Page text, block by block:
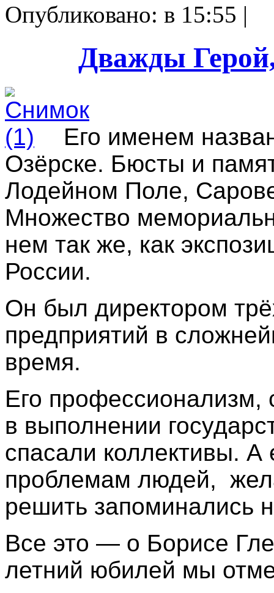
Опубликовано: в 15:55 |
Дважды
Его именем
Озёрске. Бюсты и
Лодейном Поле,
Множество
нем так же, как
России.
Он был директором
предприятий в
время.
Его профессионализм,
в выполнении
спасали коллективы. А
проблемам людей,
решить запоминались
Все это — о Борисе
летний юбилей мы